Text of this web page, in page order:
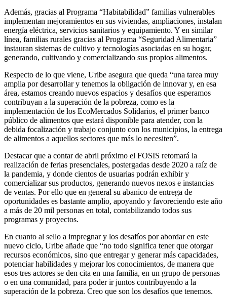
Además, gracias al Programa “Habitabilidad” familias vulnerables
implementan mejoramientos en sus viviendas, ampliaciones, instalan
energía eléctrica, servicios sanitarios y equipamiento. Y en similar
línea, familias rurales gracias al Programa “Seguridad Alimentaria”
instauran sistemas de cultivo y tecnologías asociadas en su hogar,
generando, cultivando y comercializando sus propios alimentos.
Respecto de lo que viene, Uribe asegura que queda “una tarea muy
amplia por desarrollar y tenemos la obligación de innovar y, en esa
área, estamos creando nuevos espacios y desafíos que esperamos
contribuyan a la superación de la pobreza, como es la
implementación de los EcoMercados Solidarios, el primer banco
público de alimentos que estará disponible para atender, con la
debida focalización y trabajo conjunto con los municipios, la entrega
de alimentos a aquellos sectores que más lo necesiten”.
Destacar que a contar de abril próximo el FOSIS retomará la
realización de ferias presenciales, postergadas desde 2020 a raíz de
la pandemia, y donde cientos de usuarias podrán exhibir y
comercializar sus productos, generando nuevos nexos e instancias
de ventas. Por ello que en general su abanico de entrega de
oportunidades es bastante amplio, apoyando y favoreciendo este año
a más de 20 mil personas en total, contabilizando todos sus
programas y proyectos.
En cuanto al sello a impregnar y los desafíos por abordar en este
nuevo ciclo, Uribe añade que “no todo significa tener que otorgar
recursos económicos, sino que entregar y generar más capacidades,
potenciar habilidades y mejorar los conocimientos, de manera que
esos tres actores se den cita en una familia, en un grupo de personas
o en una comunidad, para poder ir juntos contribuyendo a la
superación de la pobreza. Creo que son los desafíos que tenemos.